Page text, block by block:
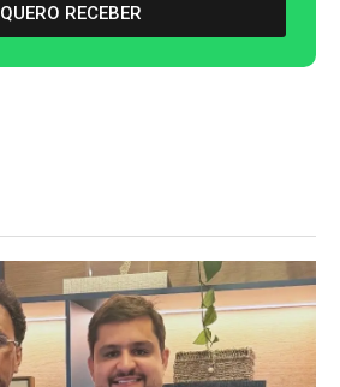
QUERO RECEBER